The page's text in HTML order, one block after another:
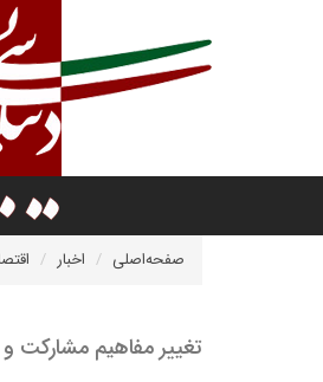
صفحه‌اصلی اخبار
تغییر مفاهیم مشارکت